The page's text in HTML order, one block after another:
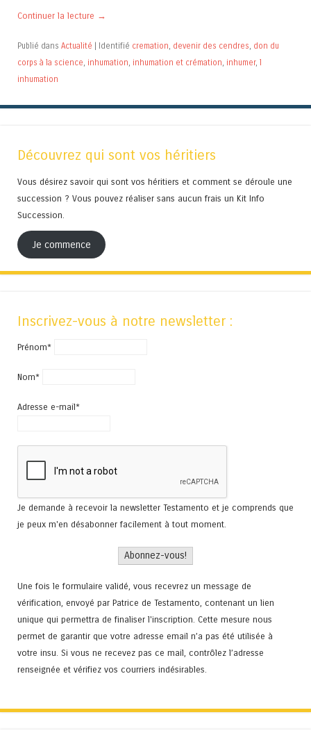
Continuer la lecture →
Publié dans Actualité Identifié cremation, devenir des cendres, don du
corps à la science, inhumation, inhumation et crémation, inhumer, l
inhumation
Découvrez qui sont vos héritiers
Vous désirez savoir qui sont vos héritiers et comment se déroule une
succession ? Vous pouvez réaliser sans aucun frais un Kit Info
Succession.
Je commence
Inscrivez-vous à notre newsletter :
Prénom*
Nom*
Adresse e-mail*
Je demande à recevoir la newsletter Testamento et je comprends que
je peux m'en désabonner facilement à tout moment.
Une fois le formulaire validé, vous recevrez un message de
vérification, envoyé par Patrice de Testamento, contenant un lien
unique qui permettra de finaliser l'inscription. Cette mesure nous
permet de garantir que votre adresse email n’a pas été utilisée à
votre insu. Si vous ne recevez pas ce mail, contrôlez l’adresse
renseignée et vérifiez vos courriers indésirables.